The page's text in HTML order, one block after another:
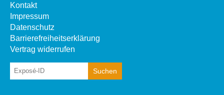
Kontakt
Impressum
Datenschutz
Barrierefreiheitserklärung
Vertrag widerrufen